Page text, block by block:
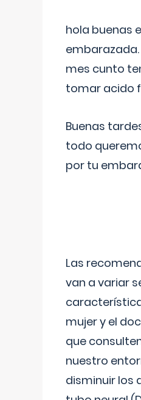
hola buenas
embarazada.
mes cunto
tomar acido
Buenas
todo
por tu
Las
van a variar
mujer y el
que
nuestro
disminuir los